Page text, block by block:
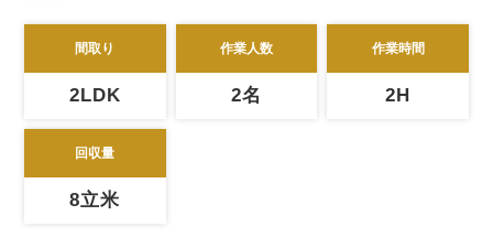
間取り
2LDK
作業人数
2名
作業時間
2H
回収量
8立米